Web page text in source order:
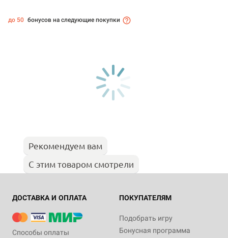
до 50 бонусов на следующие покупки
Рекомендуем вам
С этим товаром смотрели
ДОСТАВКА И ОПЛАТА
Способы оплаты
ПОКУПАТЕЛЯМ
Подобрать игру
Бонусная программа